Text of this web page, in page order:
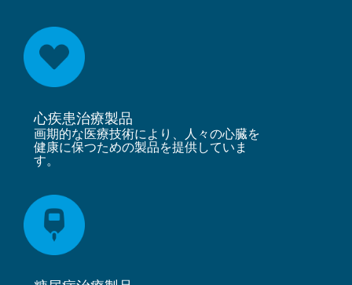
心疾患治療製品
画期的な医療技術により、人々の心臓を
健康に保つための製品を提供していま
す。